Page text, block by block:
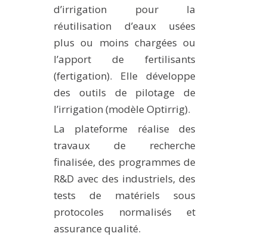
d’irrigation pour la
réutilisation d’eaux usées
plus ou moins chargées ou
l’apport de fertilisants
(fertigation). Elle développe
des outils de pilotage de
l’irrigation (modèle Optirrig).
La plateforme réalise des
travaux de recherche
finalisée, des programmes de
R&D avec des industriels, des
tests de matériels sous
protocoles normalisés et
assurance qualité.